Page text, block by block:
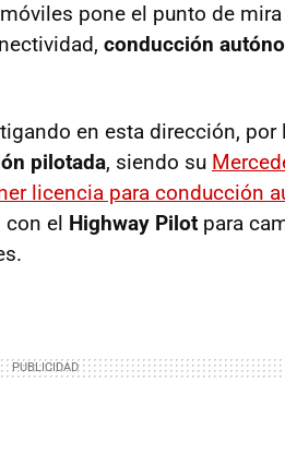
pone el punto de
conducción
en esta dirección, por
pilotada, siendo su
licencia para conducción
con el Highway Pilot para